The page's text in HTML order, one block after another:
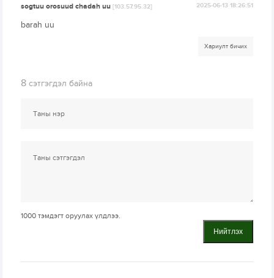
sogtuu orosuud chadah uu[103.57.95.32] 2025-06-13 18:26:51
barah uu
Хариулт бичих
8 сэтгэгдэл байна
1000 тэмдэгт оруулах үлдлээ.
Нийтлэх